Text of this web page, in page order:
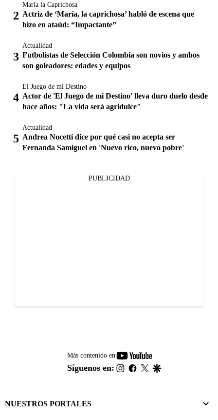
María la Caprichosa
Actriz de ‘María, la caprichosa’ habló de escena que
hizo en ataúd: “Impactante”
Actualidad
Futbolistas de Selección Colombia son novios y ambos
son goleadores: edades y equipos
El Juego de mi Destino
Actor de 'El Juego de mi Destino' lleva duro duelo desde
hace años: "La vida será agridulce"
Actualidad
Andrea Nocetti dice por qué casi no acepta ser
Fernanda Samiguel en 'Nuevo rico, nuevo pobre'
PUBLICIDAD
Más contenido en
youtube-
footer
Síguenos en: instagram
facebook
twitter
NUESTROS PORTALES